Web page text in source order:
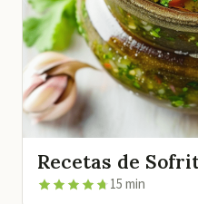
Recetas de
15 min